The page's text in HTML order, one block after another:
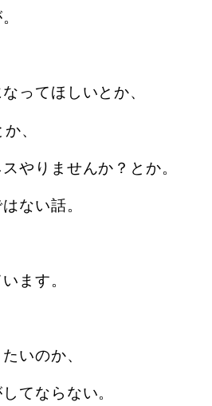
ってほしいとか、
、
やりませんか？とか。
ない話。
ます。
いのか、
てならない。